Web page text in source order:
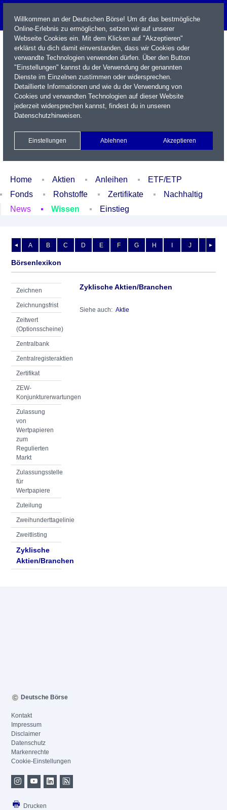
Name / WKN / ISIN / Kürzel
Xetra Realtime
Watchlist Portfolio Login
Home Aktien Anleihen
ETF/ETP
Fonds
Rohstoffe Zertifikate
Nachhaltig
News
Wissen Einstieg
◄ ►
A B C D E F G H I J K
Börsenlexikon
Zeichnen
Zeichnungsfrist
Zeitwert
(Optionsscheine)
Zentralbank
Zentralregisteraktien
Zertifikat
ZEW-
Konjunkturerwartungen
Zulassung
von
Wertpapieren
zum
Regulierten
Markt
Zulassungsstelle
für
Wertpapiere
Zuteilung
Zweihunderttagelinie
Zweitlisting
Zyklische
Aktien/Branchen
Zyklische Aktien/Branchen
Siehe auch: Aktie
Willkommen an der Deutschen Börse! Um dir das bestmögliche
Online-Erlebnis zu ermöglichen, setzen wir auf unserer
Webseite Cookies ein. Mit dem Klicken auf "Akzeptieren"
erklärst du dich damit einverstanden, dass wir Cookies oder
verwandte Technologien verwenden dürfen. Über den Button
"Einstellungen" kannst du der Verwendung der genannten
Dienste im Einzelnen zustimmen oder widersprechen.
Detaillierte Informationen und wie du der Verwendung von
Cookies und verwandten Technologien auf dieser Website
jederzeit widersprechen kannst, findest du in unseren
Datenschutzhinweisen.
Einstellungen Ablehnen Akzeptieren
Deutsche Börse
Kontakt
Impressum
Disclaimer
Datenschutz
Markenrechte
Cookie-Einstellungen
Drucken